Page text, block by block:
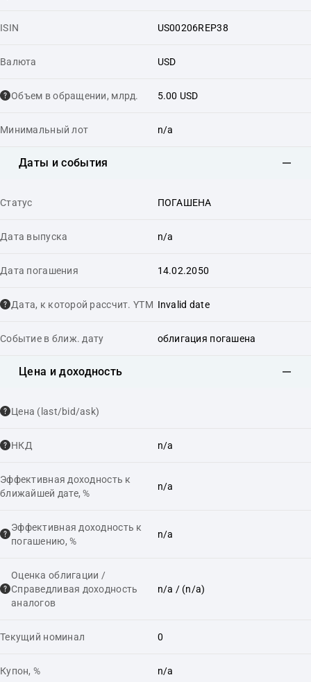
ISIN US00206REP38
Валюта USD
Объем в обращении, млрд. 5.00 USD
Минимальный лот n/a
Даты и события
Статус ПОГАШЕНА
Дата выпуска n/a
Дата погашения 14.02.2050
Дата, к которой рассчит. YTM Invalid date
Событие в ближ. дату облигация погашена
Цена и доходность
Цена (last/bid/ask)
НКД n/a
Эффективная доходность к
ближайшей дате, %
n/a
Эффективная доходность к
погашению, %
n/a
Оценка облигации /
Справедливая доходность
аналогов
n/a / (n/a)
Текущий номинал 0
Купон, % n/a